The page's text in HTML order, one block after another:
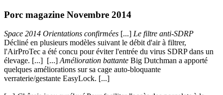
Porc magazine Novembre 2014
Space 2014 Orientations confirmées [...] Le filtre anti-SDRP
Décliné en plusieurs modèles suivant le débit d'air à filtrer,
l'AirProTec a été concu pour éviter l'entrée du virus SDRP dans un
élevage. [...] [...] Amélioration battante Big Dutchman a apporté
quelques améliorations sur sa cage auto-bloquante
verraterie/gestante EasyLock. [...]